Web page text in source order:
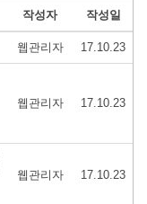
작성자 작성일
웹관리자 17.10.23
웹관리자 17.10.23
웹관리자 17.10.23